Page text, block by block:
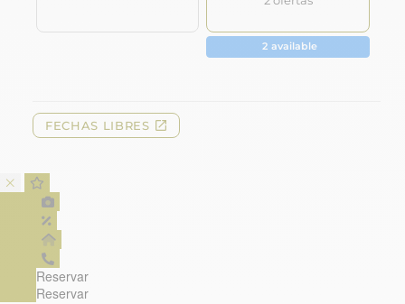
Reservar
Reservar